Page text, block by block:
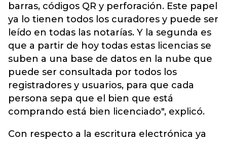
barras, códigos QR y perforación. Este papel
ya lo tienen todos los curadores y puede ser
leído en todas las notarías. Y la segunda es
que a partir de hoy todas estas licencias se
suben a una base de datos en la nube que
puede ser consultada por todos los
registradores y usuarios, para que cada
persona sepa que el bien que está
comprando está bien licenciado", explicó.
Con respecto a la escritura electrónica ya